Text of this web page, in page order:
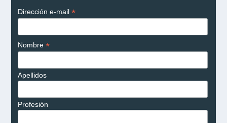
Dirección e-mail *
Nombre *
Apellidos
Profesión